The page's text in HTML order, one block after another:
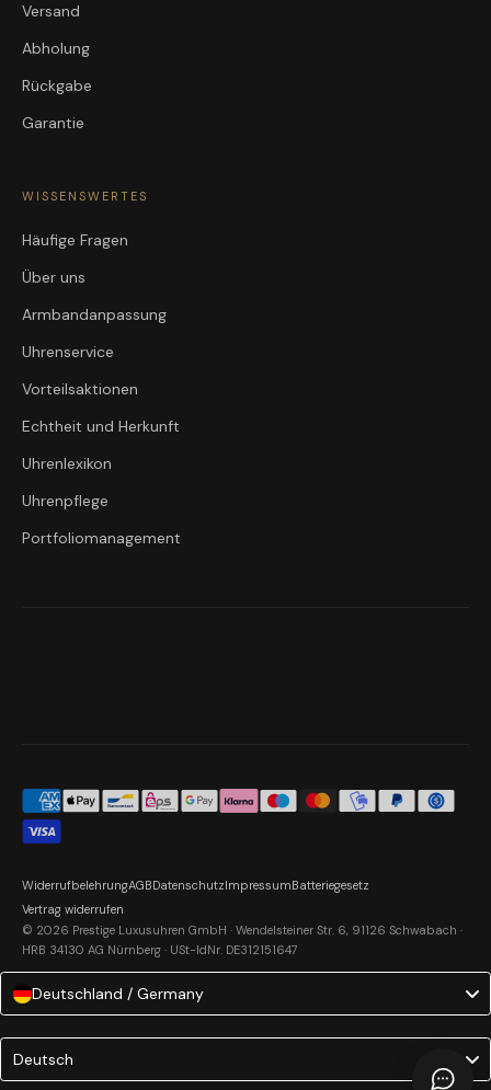
Versand
Abholung
Rückgabe
Garantie
WISSENSWERTES
Häufige Fragen
Über uns
Armbandanpassung
Uhrenservice
Vorteilsaktionen
Echtheit und Herkunft
Uhrenlexikon
Uhrenpflege
Portfoliomanagement
© 2026 Prestige Luxusuhren GmbH · Wendelsteiner Str. 6, 91126 Schwabach ·
HRB 34130 AG Nürnberg · USt-IdNr. DE312151647
WiderrufbelehrungAGBDatenschutzImpressumBatteriegesetz
Vertrag widerrufen
Deutschland / Germany
Language
Deutsch